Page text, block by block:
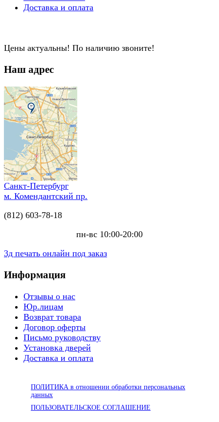
Доставка и оплата
Цены актуальны! По наличию звоните!
Наш адрес
Санкт-Петербург
м. Комендантский пр.
(812) 603-78-18
пн-вс 10:00-20:00
3д печать онлайн под заказ
Информация
Отзывы о нас
Юр.лицам
Возврат товара
Договор оферты
Письмо руководству
Установка дверей
Доставка и оплата
ПОЛИТИКА в отношении обработки персональных
данных
ПОЛЬЗОВАТЕЛЬСКОЕ СОГЛАШЕНИЕ